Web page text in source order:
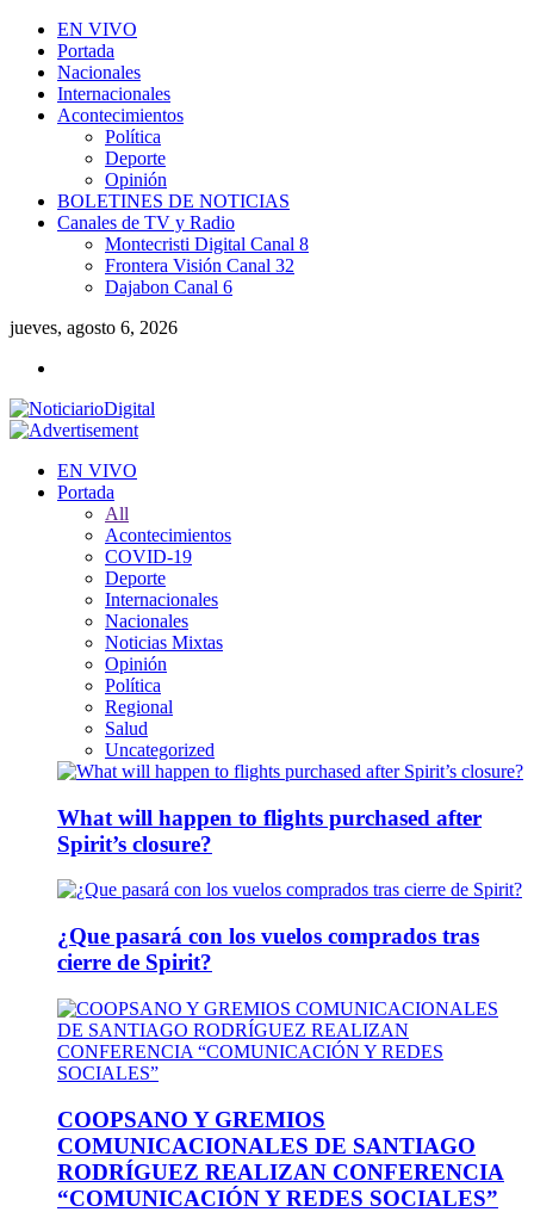
EN VIVO
Portada
Nacionales
Internacionales
Acontecimientos
Política
Deporte
Opinión
BOLETINES DE NOTICIAS
Canales de TV y Radio
Montecristi Digital Canal 8
Frontera Visión Canal 32
Dajabon Canal 6
jueves, agosto 6, 2026
EN VIVO
Portada
All
Acontecimientos
COVID-19
Deporte
Internacionales
Nacionales
Noticias Mixtas
Opinión
Política
Regional
Salud
Uncategorized
What will happen to flights purchased after
Spirit’s closure?
¿Que pasará con los vuelos comprados tras
cierre de Spirit?
COOPSANO Y GREMIOS
COMUNICACIONALES DE SANTIAGO
RODRÍGUEZ REALIZAN CONFERENCIA
“COMUNICACIÓN Y REDES SOCIALES”